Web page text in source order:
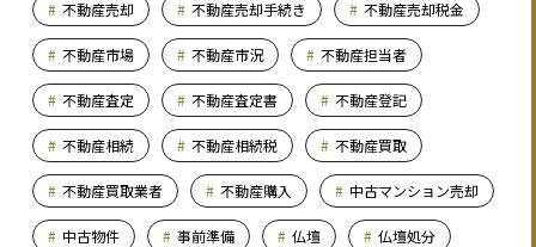
不動産売却 不動産売却手続き 不動産売却税金
不動産市場 不動産市況 不動産担当者
不動産査定 不動産査定書 不動産登記
不動産相続 不動産相続税 不動産買取
不動産買取業者 不動産購入 中古マンション売却
中古物件 事前準備 仏壇 仏壇処分